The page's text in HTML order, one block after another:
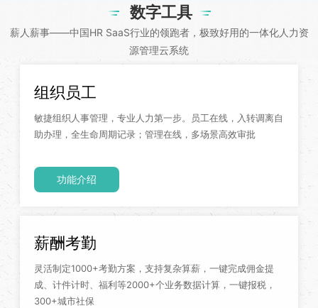
数字工具
薪人薪事——中国HR SaaS行业的领跑者，极致好用的一体化人力资
源管理云系统
组织员工
敏捷组织人事管理，专业人力第一步。员工在线，入转调离自
助办理，全生命周期记录；管理在线，多场景高效审批
功能介绍
薪酬考勤
灵活制定1000+考勤方案，支持复杂算薪，一键完成佣金提
成、计件计时、福利等2000+个业务数据计算，一键报税，
300+城市社保